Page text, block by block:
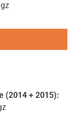
(2014 + 2015):